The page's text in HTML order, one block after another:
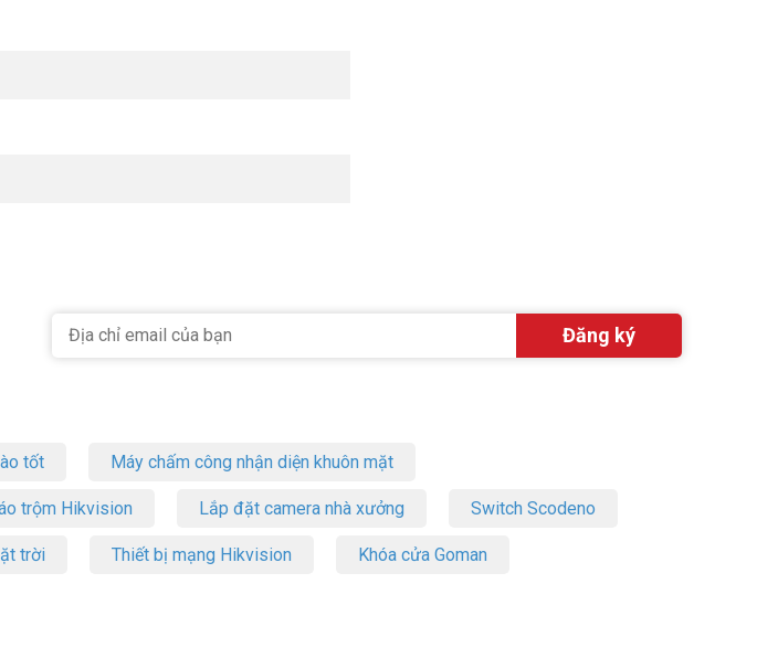
tốt Máy chấm công nhận diện khuôn mặt
trộm Hikvision Lắp đặt camera nhà xưởng Switch Scodeno
trời Thiết bị mạng Hikvision Khóa cửa Goman